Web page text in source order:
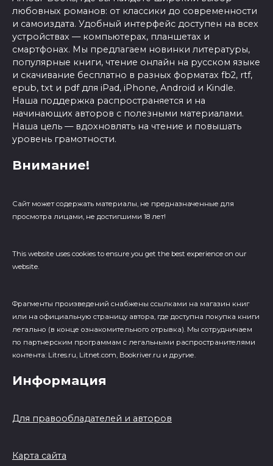
любовных романов: от классики до современности
и самоиздата. Удобный интерфейс доступен на всех
устройствах — компьютерах, планшетах и
смартфонах. Мы предлагаем новинки литературы,
популярные книги, чтение онлайн на русском языке
и скачивание бесплатно в разных форматах fb2, rtf,
epub, txt и pdf для iPad, iPhone, Android и Kindle.
Наша поддержка распространяется и на
начинающих авторов с полезными материалами.
Наша цель — вдохновлять на чтение и повышать
уровень грамотности.
Внимание!
Сайт может содержать материалы, не предназначенные для
просмотра лицами, не достигшими 18 лет!
This website uses cookies to ensure you get the best experience on our
website.
Фрагменты произведений cнабжены ссылками на магазин книг
или на официальную страницу автора, где доступна покупка книги
легально (в конце ознакомительного отрывка). Мы сотрудничаем
по партнерским программам с легальными распространителями
контента: Litres.ru, Litnet.com, Bookriver.ru и другие.
Информация
Для правообладателей и авторов
Карта сайта